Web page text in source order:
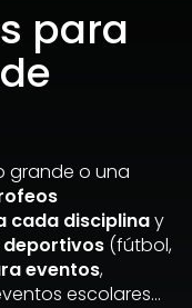
para
grande o una
cada disciplinay
(fútbol,
eventos,
escolares…